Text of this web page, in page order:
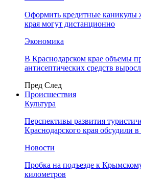
Оформить кредитные каникулы
края могут дистанционно
Экономика
В Краснодарском крае объемы
антисептических средств
Пред След
Происшествия
Культура
Перспективы развития
Краснодарского края обсудили
Новости
Пробка на подъезде к
километров